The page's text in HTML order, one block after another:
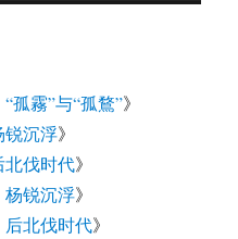
孤霧”与“孤鶩”》
锐沉浮》
北伐时代》
杨锐沉浮》
后北伐时代》